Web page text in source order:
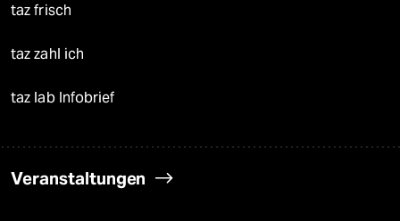
taz frisch
taz zahl ich
taz lab Infobrief
Veranstaltungen